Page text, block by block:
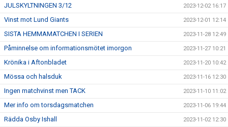
JULSKYLTNINGEN 3/12 2023-12-02 16:17
Vinst mot Lund Giants 2023-12-01 12:14
SISTA HEMMAMATCHEN I SERIEN 2023-11-28 12:49
Påminnelse om informationsmötet imorgon 2023-11-27 10:21
Krönika i Aftonbladet 2023-11-20 10:42
Mössa och halsduk 2023-11-16 12:30
Ingen matchvinst men TACK 2023-11-10 11:02
Mer info om torsdagsmatchen 2023-11-06 19:44
Rädda Osby Ishall 2023-11-02 12:30